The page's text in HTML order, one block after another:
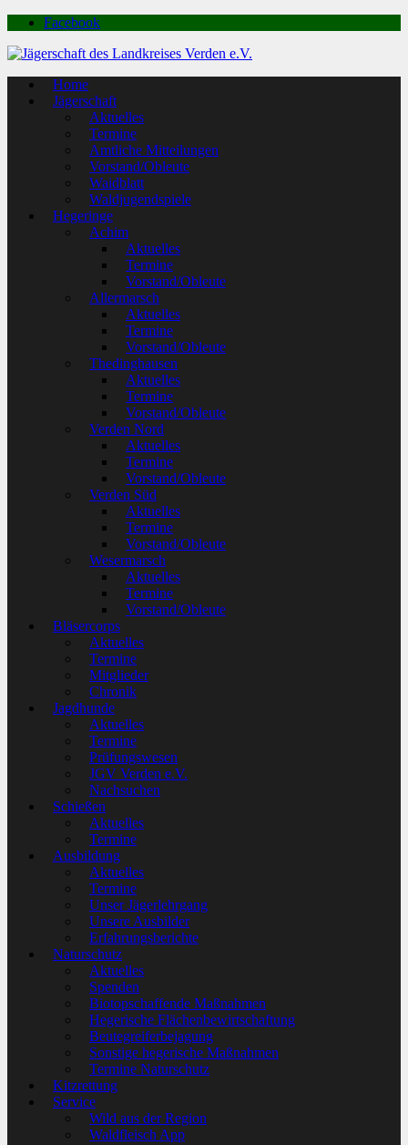
Facebook
Home
Jägerschaft
Aktuelles
Termine
Amtliche Mitteilungen
Vorstand/Obleute
Waidblatt
Waldjugendspiele
Hegeringe
Achim
Aktuelles
Termine
Vorstand/Obleute
Allermarsch
Aktuelles
Termine
Vorstand/Obleute
Thedinghausen
Aktuelles
Termine
Vorstand/Obleute
Verden Nord
Aktuelles
Termine
Vorstand/Obleute
Verden Süd
Aktuelles
Termine
Vorstand/Obleute
Wesermarsch
Aktuelles
Termine
Vorstand/Obleute
Bläsercorps
Aktuelles
Termine
Mitglieder
Chronik
Jagdhunde
Aktuelles
Termine
Prüfungswesen
JGV Verden e.V.
Nachsuchen
Schießen
Aktuelles
Termine
Ausbildung
Aktuelles
Termine
Unser Jägerlehrgang
Unsere Ausbilder
Erfahrungsberichte
Naturschutz
Aktuelles
Spenden
Biotopschaffende Maßnahmen
Hegerische Flächenbewirtschaftung
Beutegreiferbejagung
Sonstige hegerische Maßnahmen
Termine Naturschutz
Kitzrettung
Service
Wild aus der Region
Waldfleisch App